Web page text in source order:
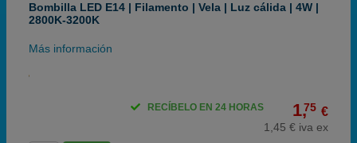
Bombilla LED E14 | Filamento | Vela | Luz cálida | 4W |
2800K-3200K
Más información
1,75 €
1,45 € iva ex
RECÍBELO EN 24 HORAS